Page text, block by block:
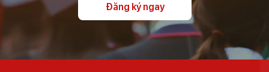
Đăng ký ngay